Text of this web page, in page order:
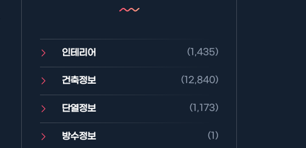
인테리어 (1,435)
건축정보 (12,840)
단열정보 (1,173)
방수정보 (1)